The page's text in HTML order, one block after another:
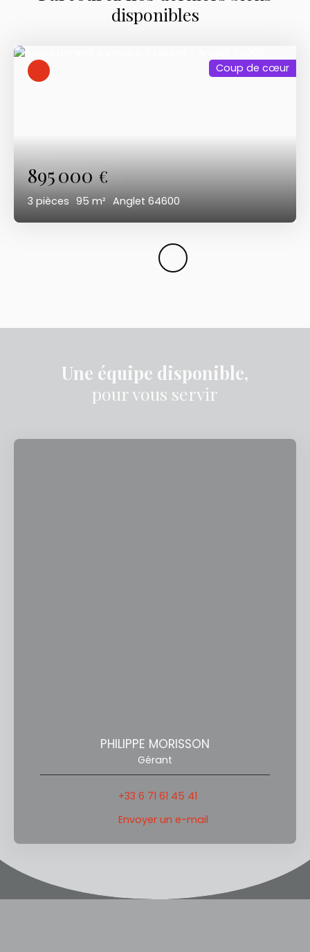
disponibles
895 000€
3 pièces 95 m² Anglet 64600
Coup de cœur
Une équipe disponible,
pour vous servir
PHILIPPE MORISSON
Gérant
+33 6 71 61 45 41
Envoyer un e-mail